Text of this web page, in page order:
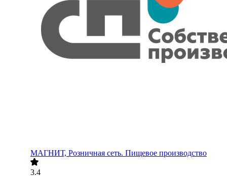
МАГНИТ, Розничная сеть. Пищевое производство
3.4